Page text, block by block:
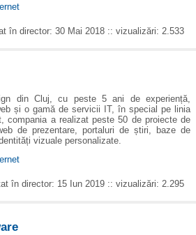
în director: 30 Mai 2018 :: vizualizări: 2.533
din Cluj, cu peste 5 ani de experiență,
și o gamă de servicii IT, în special pe linia
compania a realizat peste 50 de proiecte de
de prezentare, portaluri de știri, baze de
vizuale personalizate.
în director: 15 Iun 2019 :: vizualizări: 2.295